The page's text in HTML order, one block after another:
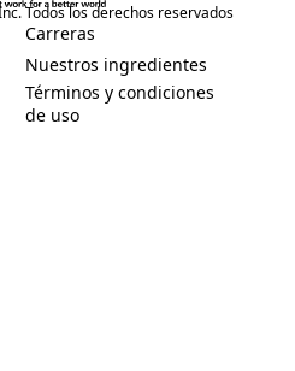
in a new tab)
Todos los derechos reservados
Carreras
(Opens in a new tab)
Nuestros ingredientes
(Opens in a new tab)
Términos y condiciones
de uso
(Opens in a new tab)